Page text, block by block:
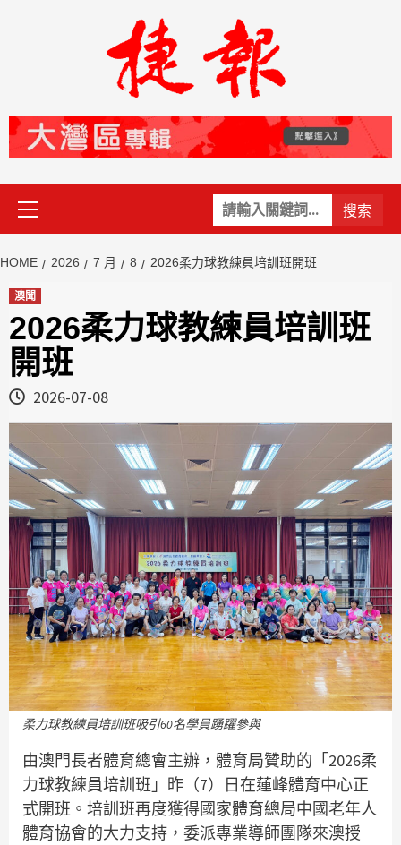
關
鍵
Primary
Menu
HOME 2026 7 月 8 2026柔力球教練員培訓班開班
澳聞
2026柔力球教練員培訓班
開班
2026-07-08
柔力球教練員培訓班吸引60名學員踴躍參與
由澳門長者體育總會主辦，體育局贊助的「2026柔
力球教練員培訓班」昨（7）日在蓮峰體育中心正
式開班。培訓班再度獲得國家體育總局中國老年人
體育協會的大力支持，委派專業導師團隊來澳授